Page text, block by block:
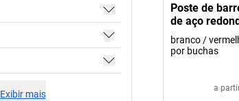
Exibir mais
Poste de
de aço
branco /
por buchas
a